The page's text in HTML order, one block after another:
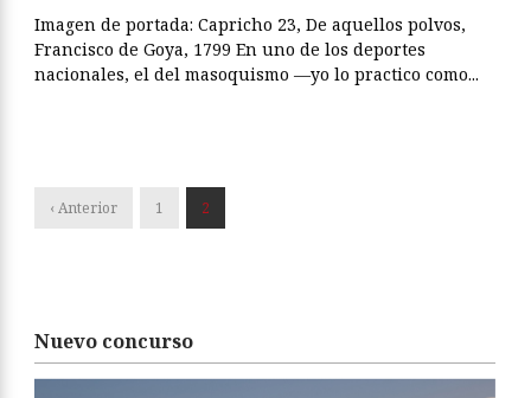
Imagen de portada: Capricho 23, De aquellos polvos,
Francisco de Goya, 1799 En uno de los deportes
nacionales, el del masoquismo —yo lo practico como...
‹ Anterior 1 2
Nuevo concurso